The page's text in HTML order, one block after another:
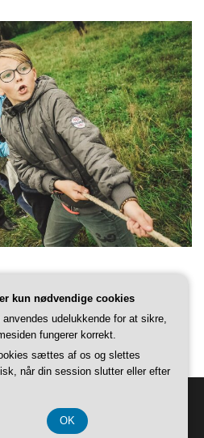
Søg
kun nødvendige cookies
anvendes udelukkende for at sikre,
fungerer korrekt.
sættes af os og slettes
når din session slutter eller efter
OK